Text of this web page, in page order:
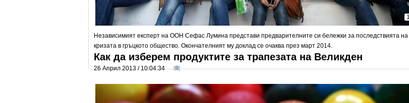
1
Независимият експерт на ООН Сефас Лумина представи предварителните си бележки за последствията на
кризата в гръцкото общество. Окончателният му доклад се очаква през март 2014.
Как да изберем продуктите за трапезата на Великден
26 Април 2013 / 10:04:34 0